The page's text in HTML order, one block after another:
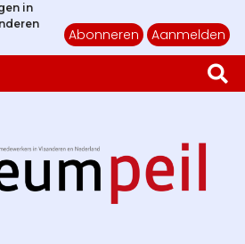
in
Abonneren Aanmelden